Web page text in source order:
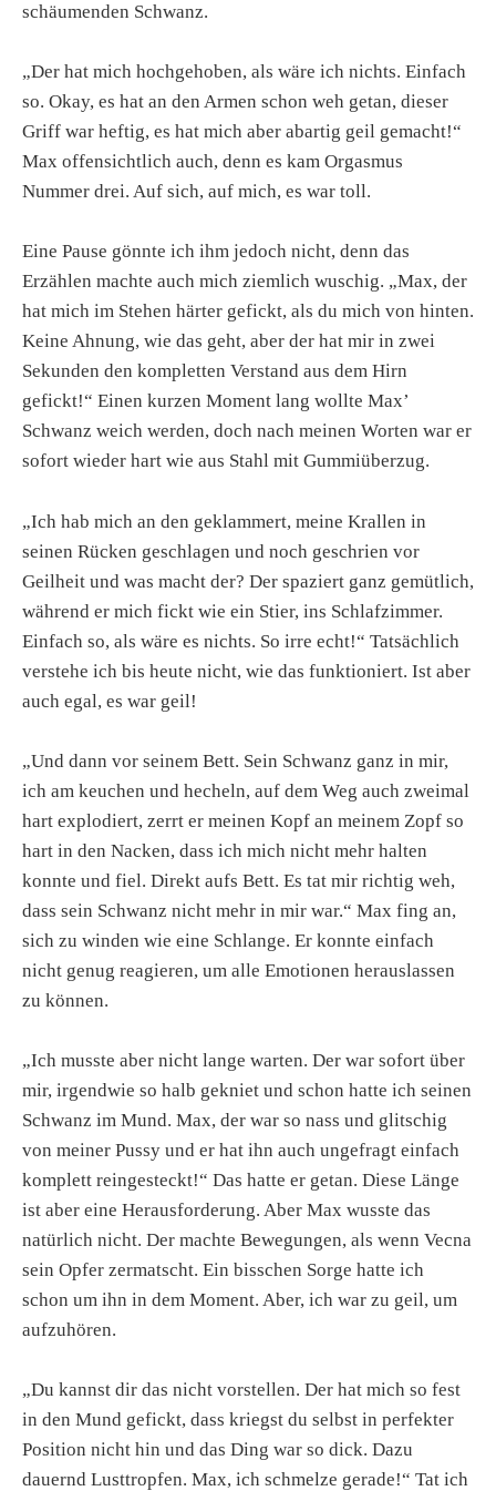
schäumenden Schwanz.
„Der hat mich hochgehoben, als wäre ich nichts. Einfach
so. Okay, es hat an den Armen schon weh getan, dieser
Griff war heftig, es hat mich aber abartig geil gemacht!“
Max offensichtlich auch, denn es kam Orgasmus
Nummer drei. Auf sich, auf mich, es war toll.
Eine Pause gönnte ich ihm jedoch nicht, denn das
Erzählen machte auch mich ziemlich wuschig. „Max, der
hat mich im Stehen härter gefickt, als du mich von hinten.
Keine Ahnung, wie das geht, aber der hat mir in zwei
Sekunden den kompletten Verstand aus dem Hirn
gefickt!“ Einen kurzen Moment lang wollte Max’
Schwanz weich werden, doch nach meinen Worten war er
sofort wieder hart wie aus Stahl mit Gummiüberzug.
„Ich hab mich an den geklammert, meine Krallen in
seinen Rücken geschlagen und noch geschrien vor
Geilheit und was macht der? Der spaziert ganz gemütlich,
während er mich fickt wie ein Stier, ins Schlafzimmer.
Einfach so, als wäre es nichts. So irre echt!“ Tatsächlich
verstehe ich bis heute nicht, wie das funktioniert. Ist aber
auch egal, es war geil!
„Und dann vor seinem Bett. Sein Schwanz ganz in mir,
ich am keuchen und hecheln, auf dem Weg auch zweimal
hart explodiert, zerrt er meinen Kopf an meinem Zopf so
hart in den Nacken, dass ich mich nicht mehr halten
konnte und fiel. Direkt aufs Bett. Es tat mir richtig weh,
dass sein Schwanz nicht mehr in mir war.“ Max fing an,
sich zu winden wie eine Schlange. Er konnte einfach
nicht genug reagieren, um alle Emotionen herauslassen
zu können.
„Ich musste aber nicht lange warten. Der war sofort über
mir, irgendwie so halb gekniet und schon hatte ich seinen
Schwanz im Mund. Max, der war so nass und glitschig
von meiner Pussy und er hat ihn auch ungefragt einfach
komplett reingesteckt!“ Das hatte er getan. Diese Länge
ist aber eine Herausforderung. Aber Max wusste das
natürlich nicht. Der machte Bewegungen, als wenn Vecna
sein Opfer zermatscht. Ein bisschen Sorge hatte ich
schon um ihn in dem Moment. Aber, ich war zu geil, um
aufzuhören.
„Du kannst dir das nicht vorstellen. Der hat mich so fest
in den Mund gefickt, dass kriegst du selbst in perfekter
Position nicht hin und das Ding war so dick. Dazu
dauernd Lusttropfen. Max, ich schmelze gerade!“ Tat ich